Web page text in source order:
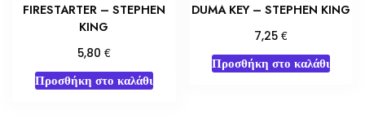
FIRESTARTER – STEPHEN
KING
5,80 €
Προσθήκη στο καλάθι
DUMA KEY – STEPHEN KING
7,25€
Προσθήκη στο καλάθι